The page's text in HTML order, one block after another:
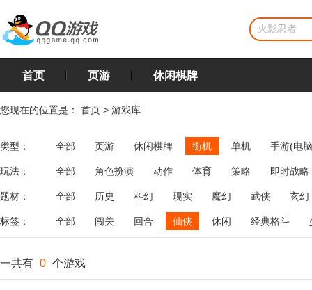
首页 页游 休闲棋牌
您现在的位置是： 首页 > 游戏库
类型： 全部 页游 休闲棋牌 街机 单机 手游(电
玩法： 全部 角色扮演 动作 体育 策略
即时战略
飞行
恋爱 第三人称射击 棋类 牌类 麻将
题材： 全部 历史 科幻 现实 魔幻 武侠 玄幻
标签： 全部 闯关 回合 仙侠 休闲 经典格斗
一共有 0 个游戏